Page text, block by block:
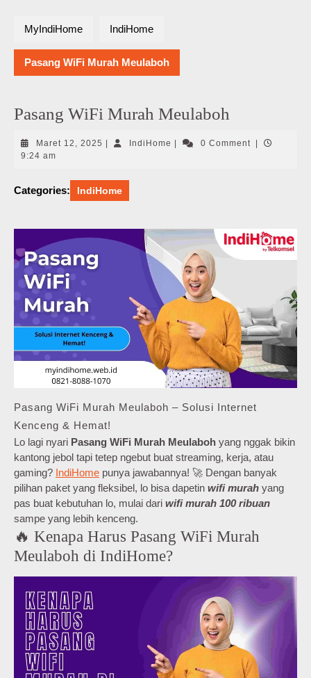
MyIndiHome IndiHome
Pasang WiFi Murah Meulaboh
Pasang WiFi Murah Meulaboh
Maret 12, 2025 Maret
IndiHome IndiHome0 Comment
9:24 am
Categories: IndiHome
Pasang WiFi Murah Meulaboh – Solusi Internet
Kenceng & Hemat!
Lo lagi nyari Pasang WiFi Murah Meulaboh yang nggak bikin
kantong jebol tapi tetep ngebut buat streaming, kerja, atau
gaming? IndiHome punya jawabannya! 🚀 Dengan banyak
pilihan paket yang fleksibel, lo bisa dapetin wifi murah yang
pas buat kebutuhan lo, mulai dari wifi murah 100 ribuan
sampe yang lebih kenceng.
🔥 Kenapa Harus Pasang WiFi Murah
Meulaboh di IndiHome?